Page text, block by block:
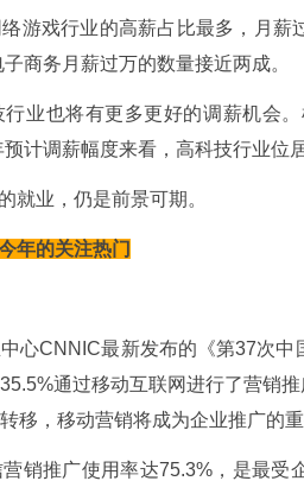
游戏行业的高薪占比最多，月薪
商务月薪过万的数量接近两成。
业也将有更多更好的调薪机会
计调薪幅度来看，高科技行业位
就业，仍是前景可期。
年的关注热门
心CNNIC最新发布的《第37次
通过移动互联网进行了营销
移，移动营销将成为企业推广的重
销推广使用率达75.3%，是最受